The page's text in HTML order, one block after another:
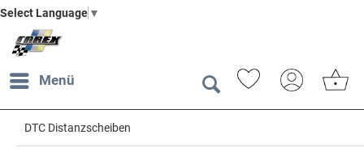
Select Language ▼
Menü
DTC Distanzscheiben